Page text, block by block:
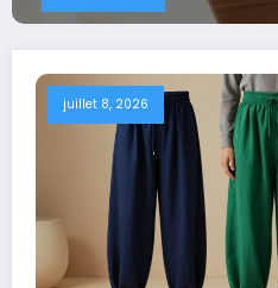
juillet 8, 2026